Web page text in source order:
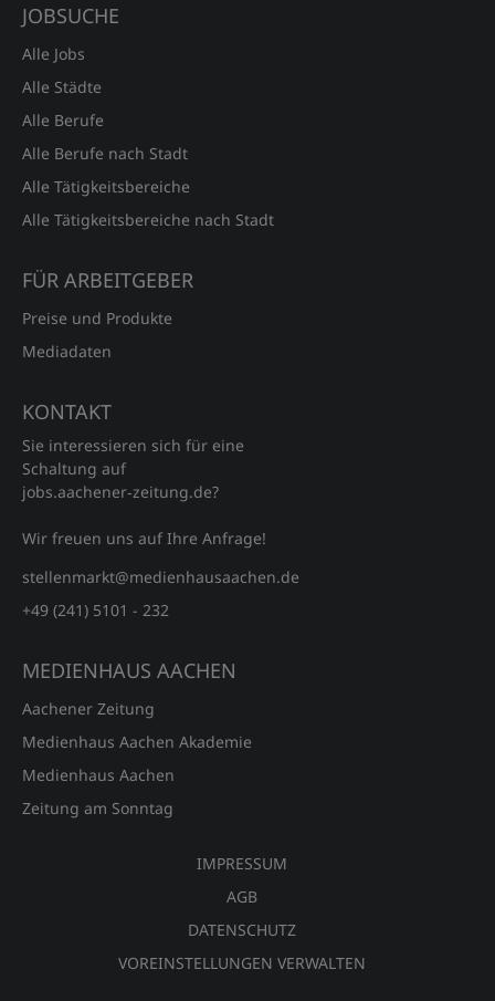
JOBSUCHE
Alle Jobs
Alle Städte
Alle Berufe
Alle Berufe nach Stadt
Alle Tätigkeitsbereiche
Alle Tätigkeitsbereiche nach Stadt
FÜR ARBEITGEBER
Preise und Produkte
Mediadaten
KONTAKT
Sie interessieren sich für eine
Schaltung auf
jobs.aachener‑zeitung.de?
Wir freuen uns auf Ihre Anfrage!
stellenmarkt@medienhausaachen.de
+49 (241) 5101 - 232
MEDIENHAUS AACHEN
Aachener Zeitung
Medienhaus Aachen Akademie
Medienhaus Aachen
Zeitung am Sonntag
IMPRESSUM
AGB
DATENSCHUTZ
VOREINSTELLUNGEN VERWALTEN